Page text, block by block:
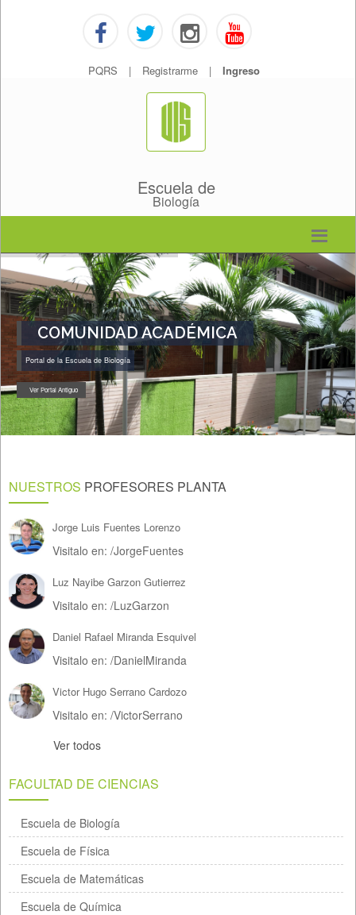
PQRS | Registrarme | Ingreso
Escuela de
Biología
COMUNIDAD ACADÉMICA
Portal de la Escuela de Biología
Ver Portal Antiguo
NUESTROS PROFESORES PLANTA
Jorge Luis Fuentes Lorenzo
Visitalo en: /JorgeFuentes
Luz Nayibe Garzon Gutierrez
Visitalo en: /LuzGarzon
Daniel Rafael Miranda Esquivel
Visitalo en: /DanielMiranda
Victor Hugo Serrano Cardozo
Visitalo en: /VictorSerrano
Ver todos
FACULTAD DE CIENCIAS
Escuela de Biología
Escuela de Física
Escuela de Matemáticas
Escuela de Química